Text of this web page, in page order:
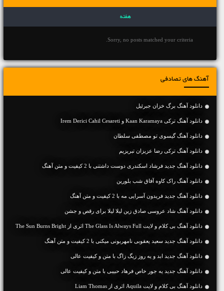
هفته
Sorry, no posts matched your criteria.
آهنگ های تصادفی
دانلود آهنگ برگ خزان جبرئیل
دانلود آهنگ ترکی Kaan Karamaya و Irem Derici Cahil Cesareti
دانلود آهنگ گیسوی تو مصطفی سلطان
دانلود آهنگ ترکی رضا عزیزان تبریزیم
دانلود آهنگ جديد فرشاد اسکندری دوست داشتنی با 2 کیفیت و متن آهنگ
دانلود آهنگ راک کاوه آفاق شب بلورین
دانلود آهنگ جديد فریدون آسرایی مه با 2 کیفیت و متن آهنگ
دانلود آهنگ شاد عروسی صادق زین لیلا لیلا برای رقص و جشن
دانلود آهنگ بی کلام و لایت The Glass Is Always Full اثری از The Sun Burns Bright
دانلود آهنگ جديد سعید یعقوبی نامهربونی میکنی با 2 کیفیت و متن آهنگ
دانلود آهنگ جديد ابد و یه روز زیگ زاگ با متن و کیفیت عالی
دانلود آهنگ جديد یه جور خاص فرهاد حبیبی با متن و کیفیت عالی
دانلود آهنگ بی کلام و لایت Aquila اثری از Liam Thomas